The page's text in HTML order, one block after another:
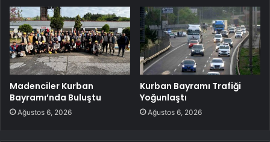
Madenciler Kurban
Bayramı’nda Buluştu
Ağustos 6, 2026
Kurban Bayramı Trafiği
Yoğunlaştı
Ağustos 6, 2026